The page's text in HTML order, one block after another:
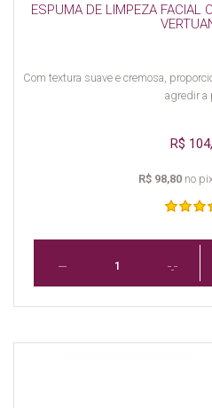
ESPUMA DE LIMPEZA FACIAL
Com textura suave e cremosa,
agredir a
R$
R$ 98,80no